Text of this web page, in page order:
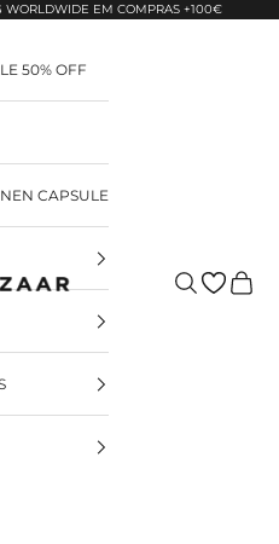
WORLDWIDE EM COMPRAS +100€
Pesquisar
50% OFF
CAPSULE